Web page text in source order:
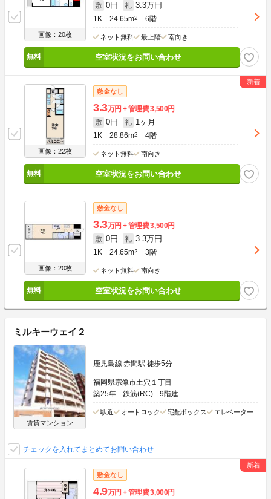
画像：20枚
敷 0円 礼 3.3万円
1K 24.65m2 6階
ネット無料 最上階 南向き
空室状況をお問い合わせ
画像：22枚
敷金なし
3.3万円 管理費3,500円
敷 0円 礼 1ヶ月
1K 28.86m2 4階
ネット無料 南向き
空室状況をお問い合わせ
画像：20枚
敷金なし
3.3万円 管理費3,500円
敷 0円 礼 3.3万円
1K 24.65m2 3階
ネット無料 南向き
空室状況をお問い合わせ
ミルキーウェイ２
賃貸マンション
鹿児島線 赤間駅 徒歩5分
福岡県宗像市土穴１丁目
築25年
鉄筋(RC) 9階建
駅近 オートロック 宅配ボックス エレベーター
チェックを入れてまとめてお問い合わせ
敷金なし
4.9万円 管理費3,000円